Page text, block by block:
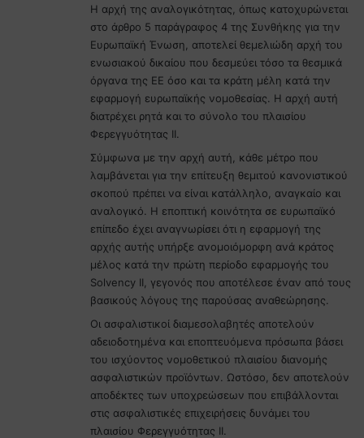
Η αρχή της αναλογικότητας, όπως κατοχυρώνεται
στο άρθρο 5 παράγραφος 4 της Συνθήκης για την
Ευρωπαϊκή Ένωση, αποτελεί θεμελιώδη αρχή του
ενωσιακού δικαίου που δεσμεύει τόσο τα θεσμικά
όργανα της ΕΕ όσο και τα κράτη μέλη κατά την
εφαρμογή ευρωπαϊκής νομοθεσίας. Η αρχή αυτή
διατρέχει ρητά και το σύνολο του πλαισίου
Φερεγγυότητας ΙΙ.
Σύμφωνα με την αρχή αυτή, κάθε μέτρο που
λαμβάνεται για την επίτευξη θεμιτού κανονιστικού
σκοπού πρέπει να είναι κατάλληλο, αναγκαίο και
αναλογικό. Η εποπτική κοινότητα σε ευρωπαϊκό
επίπεδο έχει αναγνωρίσει ότι η εφαρμογή της
αρχής αυτής υπήρξε ανομοιόμορφη ανά κράτος
μέλος κατά την πρώτη περίοδο εφαρμογής του
Solvency II, γεγονός που αποτέλεσε έναν από τους
βασικούς λόγους της παρούσας αναθεώρησης.
Οι ασφαλιστικοί διαμεσολαβητές αποτελούν
αδειοδοτημένα και εποπτευόμενα πρόσωπα βάσει
του ισχύοντος νομοθετικού πλαισίου διανομής
ασφαλιστικών προϊόντων. Ωστόσο, δεν αποτελούν
αποδέκτες των υποχρεώσεων που επιβάλλονται
στις ασφαλιστικές επιχειρήσεις δυνάμει του
πλαισίου Φερεγγυότητας ΙΙ.